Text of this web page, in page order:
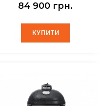
84 900 грн.
КУПИТИ
КУПИТИ